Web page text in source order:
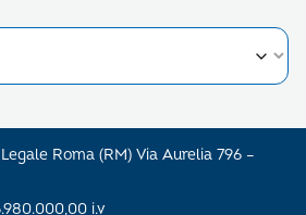
Roma (RM) Via Aurelia 796 –
i.v